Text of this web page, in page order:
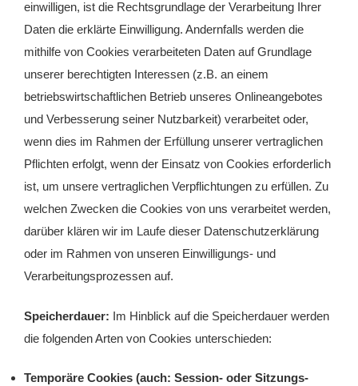
einwilligen, ist die Rechtsgrundlage der Verarbeitung Ihrer
Daten die erklärte Einwilligung. Andernfalls werden die
mithilfe von Cookies verarbeiteten Daten auf Grundlage
unserer berechtigten Interessen (z.B. an einem
betriebswirtschaftlichen Betrieb unseres Onlineangebotes
und Verbesserung seiner Nutzbarkeit) verarbeitet oder,
wenn dies im Rahmen der Erfüllung unserer vertraglichen
Pflichten erfolgt, wenn der Einsatz von Cookies erforderlich
ist, um unsere vertraglichen Verpflichtungen zu erfüllen. Zu
welchen Zwecken die Cookies von uns verarbeitet werden,
darüber klären wir im Laufe dieser Datenschutzerklärung
oder im Rahmen von unseren Einwilligungs- und
Verarbeitungsprozessen auf.
Speicherdauer: Im Hinblick auf die Speicherdauer werden
die folgenden Arten von Cookies unterschieden:
Temporäre Cookies (auch: Session- oder Sitzungs-